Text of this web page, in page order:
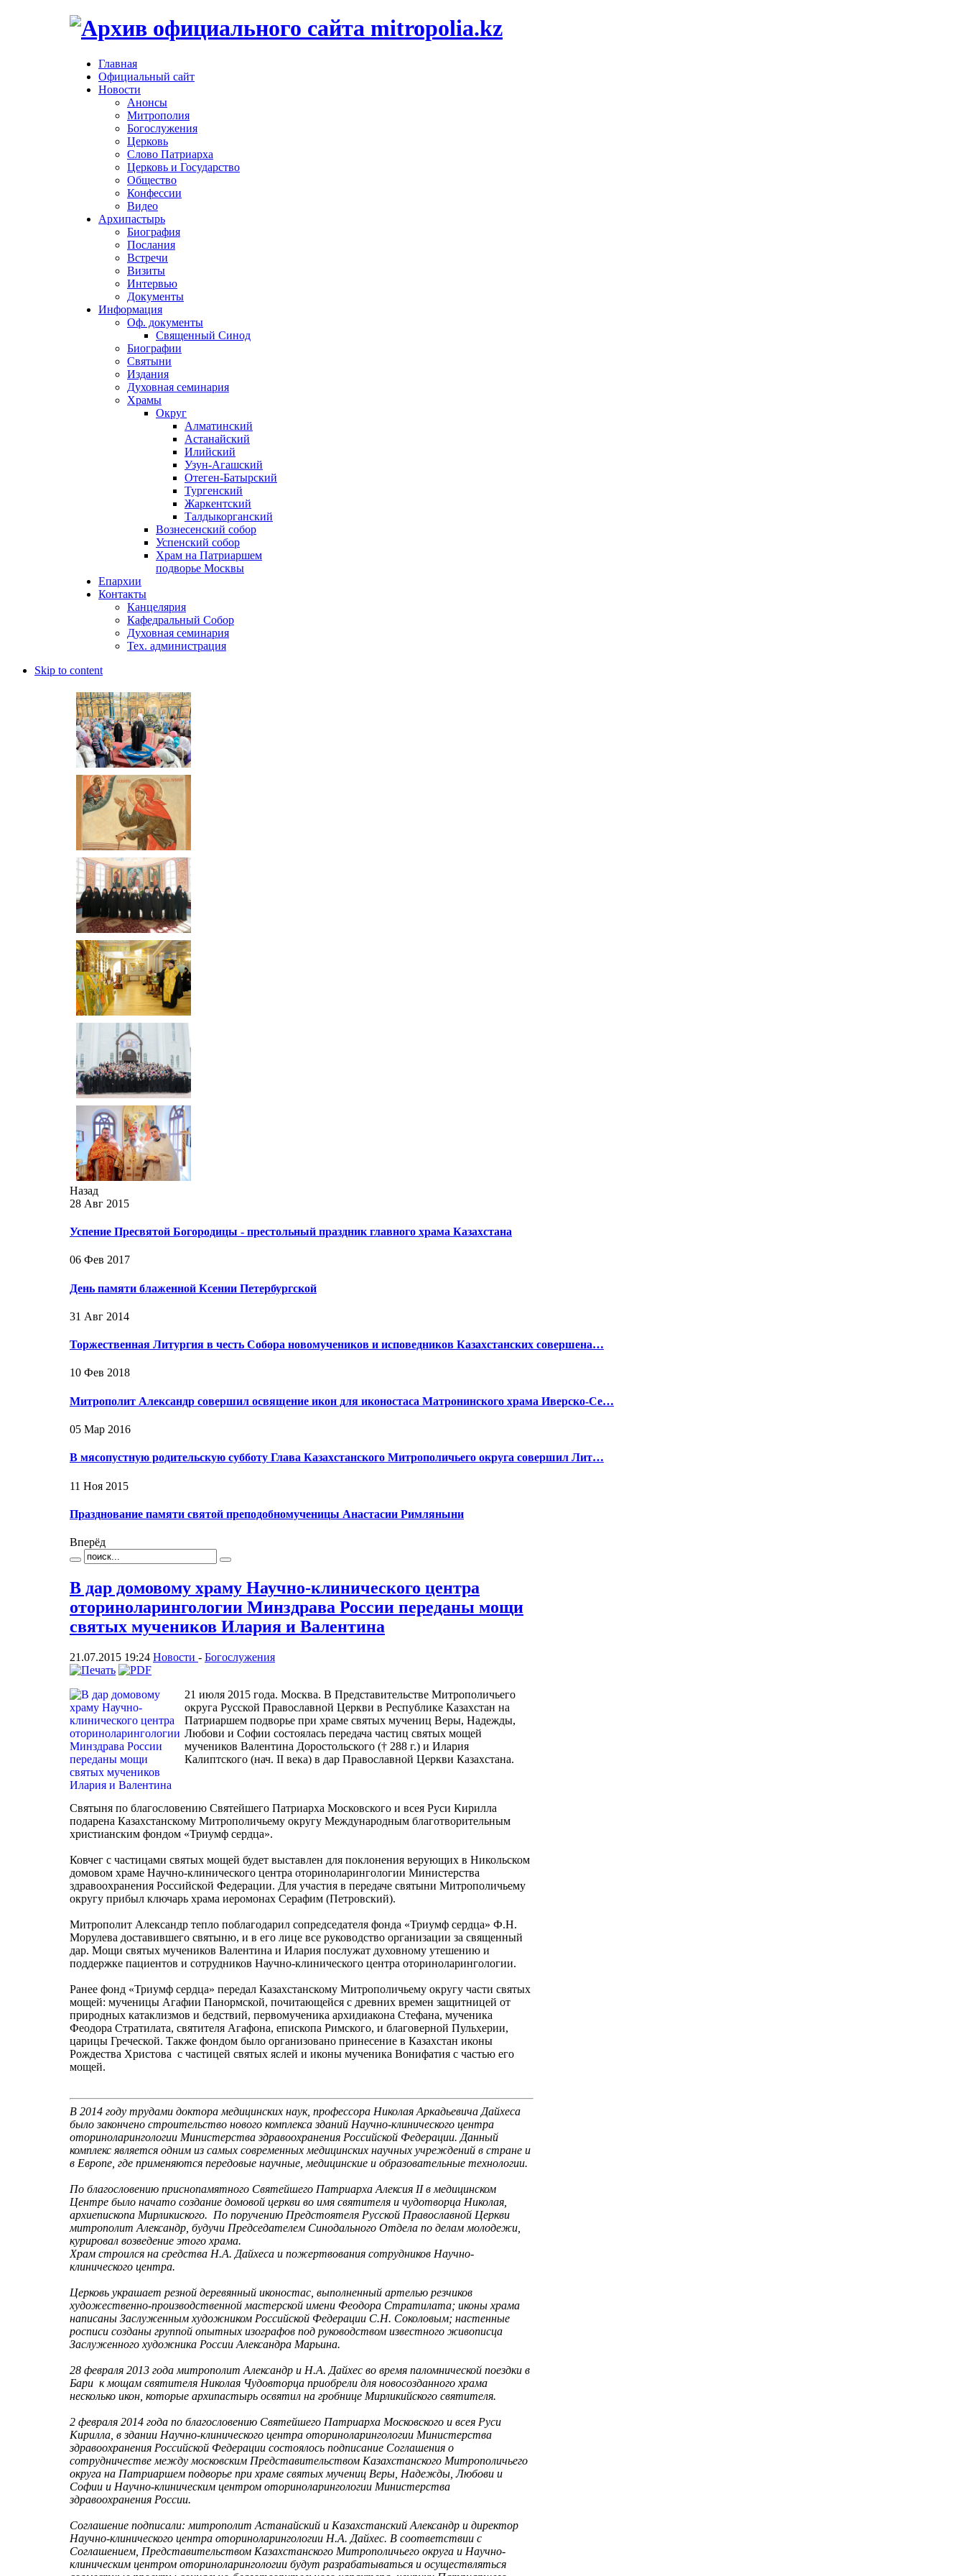
Главная
Официальный сайт
Новости
Анонсы
Митрополия
Богослужения
Церковь
Слово Патриарха
Церковь и Государство
Общество
Конфессии
Видео
Архипастырь
Биография
Послания
Встречи
Визиты
Интервью
Документы
Информация
Оф. документы
Священный Синод
Биографии
Святыни
Издания
Духовная семинария
Храмы
Округ
Алматинский
Астанайский
Илийский
Узун-Агашский
Отеген-Батырский
Тургенский
Жаркентский
Талдыкорганский
Вознесенский собор
Успенский собор
Храм на Патриаршем
подворье Москвы
Епархии
Контакты
Канцелярия
Кафедральный Собор
Духовная семинария
Тех. администрация
Skip to content
Назад
28 Авг 2015
Успение Пресвятой Богородицы - престольный праздник главного храма Казахстана
06 Фев 2017
День памяти блаженной Ксении Петербургской
31 Авг 2014
Торжественная Литургия в честь Собора новомучеников и исповедников Казахстанских совершена…
10 Фев 2018
Митрополит Александр совершил освящение икон для иконостаса Матронинского храма Иверско-Се…
05 Мар 2016
В мясопустную родительскую субботу Глава Казахстанского Митрополичьего округа совершил Лит…
11 Ноя 2015
Празднование памяти святой преподобномученицы Анастасии Римляныни
Вперёд
В дар домовому храму Научно-клинического центра
оториноларингологии Минздрава России переданы мощи
святых мучеников Илария и Валентина
21.07.2015 19:24 Новости - Богослужения
21 июля 2015 года. Москва. В Представительстве Митрополичьего
округа Русской Православной Церкви в Республике Казахстан на
Патриаршем подворье при храме святых мучениц Веры, Надежды,
Любови и Софии состоялась передача частиц святых мощей
мучеников Валентина Доростольского († 288 г.) и Илария
Калиптского (нач. II века) в дар Православной Церкви Казахстана.
Святыня по благословению Святейшего Патриарха Московского и всея Руси Кирилла
подарена Казахстанскому Митрополичьему округу Международным благотворительным
христианским фондом «Триумф сердца».
Ковчег с частицами святых мощей будет выставлен для поклонения верующих в Никольском
домовом храме Научно-клинического центра оториноларингологии Министерства
здравоохранения Российской Федерации. Для участия в передаче святыни Митрополичьему
округу прибыл ключарь храма иеромонах Серафим (Петровский).
Митрополит Александр тепло поблагодарил сопредседателя фонда «Триумф сердца» Ф.Н.
Морулева доставившего святыню, и в его лице все руководство организации за священный
дар. Мощи святых мучеников Валентина и Илария послужат духовному утешению и
поддержке пациентов и сотрудников Научно-клинического центра оториноларингологии.
Ранее фонд «Триумф сердца» передал Казахстанскому Митрополичьему округу части святых
мощей: мученицы Агафии Панормской, почитающейся с древних времен защитницей от
природных катаклизмов и бедствий, первомученика архидиакона Стефана, мученика
Феодора Стратилата, святителя Агафона, епископа Римского, и благоверной Пульхерии,
царицы Греческой. Также фондом было организовано принесение в Казахстан иконы
Рождества Христова с частицей святых яслей и иконы мученика Вонифатия с частью его
мощей.
В 2014 году трудами доктора медицинских наук, профессора Николая Аркадьевича Дайхеса
было закончено строительство нового комплекса зданий Научно-клинического центра
оториноларингологии Министерства здравоохранения Российской Федерации. Данный
комплекс является одним из самых современных медицинских научных учреждений в стране и
в Европе, где применяются передовые научные, медицинские и образовательные технологии.
По благословению приснопамятного Святейшего Патриарха Алексия II в медицинском
Центре было начато создание домовой церкви во имя святителя и чудотворца Николая,
архиепископа Мирликиского. По поручению Предстоятеля Русской Православной Церкви
митрополит Александр, будучи Председателем Синодального Отдела по делам молодежи,
курировал возведение этого храма.
Храм строился на средства Н.А. Дайхеса и пожертвования сотрудников Научно-
клинического центра.
Церковь украшает резной деревянный иконостас, выполненный артелью резчиков
художественно-производственной мастерской имени Феодора Стратилата; иконы храма
написаны Заслуженным художником Российской Федерации С.Н. Соколовым; настенные
росписи созданы группой опытных изографов под руководством известного живописца
Заслуженного художника России Александра Марьина.
28 февраля 2013 года митрополит Александр и Н.А. Дайхес во время паломнической поездки в
Бари к мощам святителя Николая Чудовторца приобрели для новосозданного храма
несколько икон, которые архипастырь освятил на гробнице Мирликийского святителя.
2 февраля 2014 года по благословению Святейшего Патриарха Московского и всея Руси
Кирилла, в здании Научно-клинического центра оториноларингологии Министерства
здравоохранения Российской Федерации состоялось подписание Соглашения о
сотрудничестве между московским Представительством Казахстанского Митрополичьего
округа на Патриаршем подворье при храме святых мучениц Веры, Надежды, Любови и
Софии и Научно-клиническим центром оториноларингологии Министерства
здравоохранения России.
Соглашение подписали: митрополит Астанайский и Казахстанский Александр и директор
Научно-клинического центра оториноларингологии Н.А. Дайхес. В соответствии с
Соглашением, Представительством Казахстанского Митрополичьего округа и Научно-
клиническим центром оториноларингологии будут разрабатываться и осуществляться